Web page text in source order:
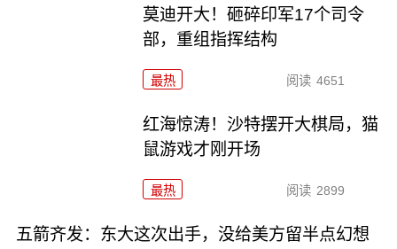
莫迪开大！砸碎印军17个司令
部，重组指挥结构
最热 阅读 4651
红海惊涛！沙特摆开大棋局，猫
鼠游戏才刚开场
最热 阅读 2899
五箭齐发：东大这次出手，没给美方留半点幻想